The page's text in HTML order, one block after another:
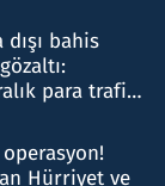
bahis
para trafiği
Hürriyet ve